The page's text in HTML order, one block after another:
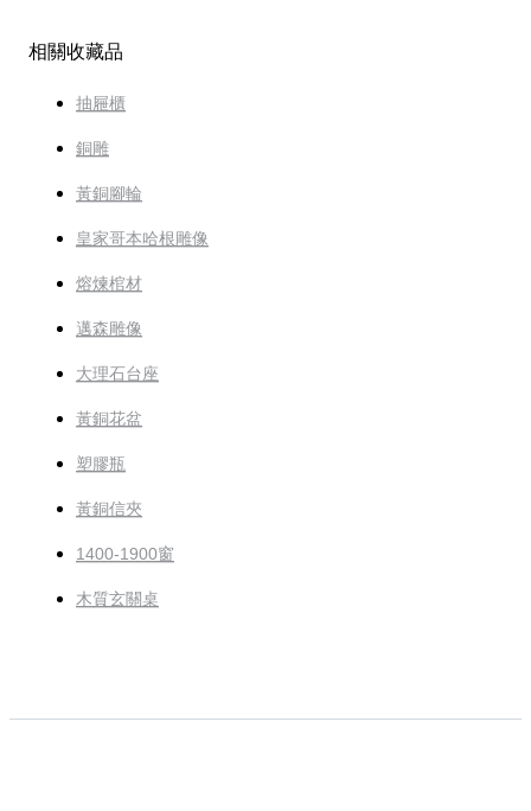
相關收藏品
抽屜櫃
銅雕
黃銅腳輪
皇家哥本哈根雕像
熔煉棺材
邁森雕像
大理石台座
黃銅花盆
塑膠瓶
黃銅信夾
1400-1900窗
木質玄關桌